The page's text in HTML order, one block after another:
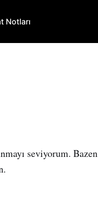
Notları
seviyorum.